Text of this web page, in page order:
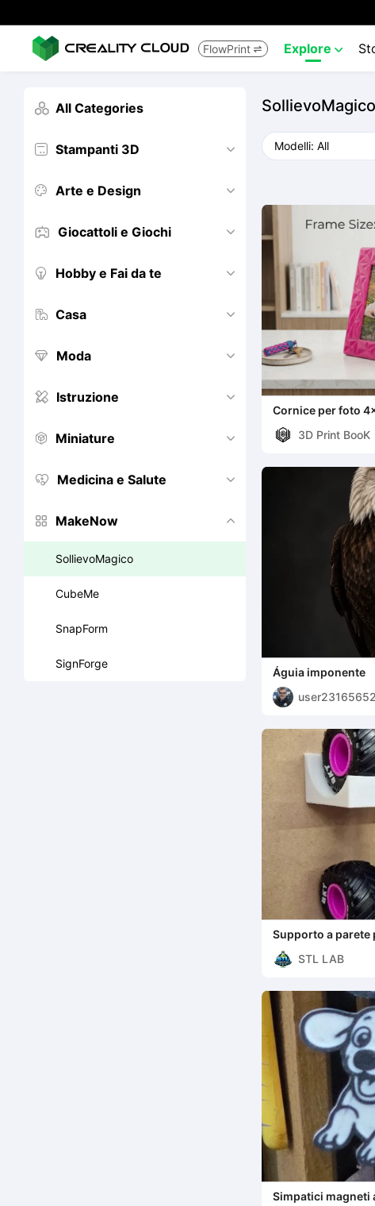
FlowPrint  Explore 
 All Categories
 Stampanti 3D 
 Arte e Design 
 Giocattoli e Giochi 
 Hobby e Fai da te 
 Casa 
 Moda 
 Istruzione 
 Miniature 
 Medicina e Salute 
 MakeNow 
SollievoMagico
CubeMe
SnapForm
SignForge
SollievoMagico
Cornice per foto
3D Print BooK
Águia imponente
Supporto a
STL LAB
Simpatici magneti